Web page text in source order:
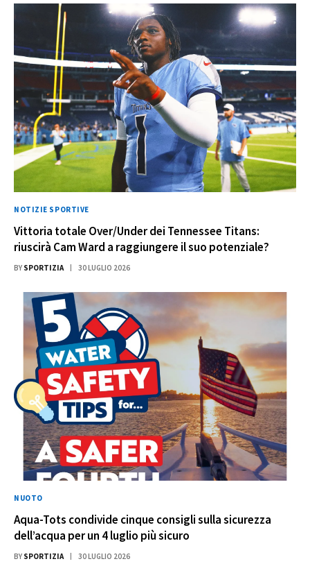
NOTIZIE SPORTIVE
Vittoria totale Over/Under dei Tennessee Titans:
riuscirà Cam Ward a raggiungere il suo potenziale?
BY SPORTIZIA 30 LUGLIO 2026
NUOTO
Aqua-Tots condivide cinque consigli sulla sicurezza
dell’acqua per un 4 luglio più sicuro
BY SPORTIZIA 30 LUGLIO 2026